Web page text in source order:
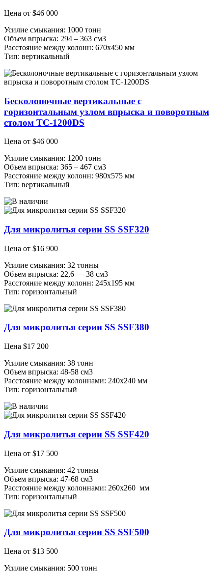
Цена от $46 000
Усилие смыкания: 1000 тонн
Объем впрыска: 294 – 363 см3
Расстояние между колонн: 670х450 мм
Тип: вертикальный
Бесколоночные вертикальные с
горизонтальным узлом впрыска и поворотным
столом ТС-1200DS
Цена от $46 000
Усилие смыкания: 1200 тонн
Объем впрыска: 365 – 467 см3
Расстояние между колонн: 980х575 мм
Тип: вертикальный
Для микролитья серии SS SSF320
Цена от $16 900
Усилие смыкания: 32 тонны
Объем впрыска: 22,6 — 38 см3
Расстояние между колонн: 245х195 мм
Тип: горизонтальный
Для микролитья серии SS SSF380
Цена $17 200
Усилие смыкания: 38 тонн
Объем впрыска: 48-58 см3
Расстояние между колоннами: 240х240 мм
Тип: горизонтальный
Для микролитья серии SS SSF420
Цена от $17 500
Усилие смыкания: 42 тонны
Объем впрыска: 47-68 см3
Расстояние между колоннами: 260х260 мм
Тип: горизонтальный
Для микролитья серии SS SSF500
Цена от $13 500
Усилие смыкания: 500 тонн